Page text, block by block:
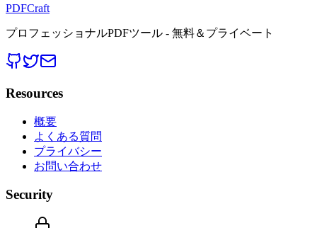
PDFCraft
プロフェッショナルPDFツール - 無料＆プライベート
Resources
概要
よくある質問
プライバシー
お問い合わせ
Security